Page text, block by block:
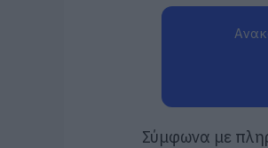
Σύμφωνα με